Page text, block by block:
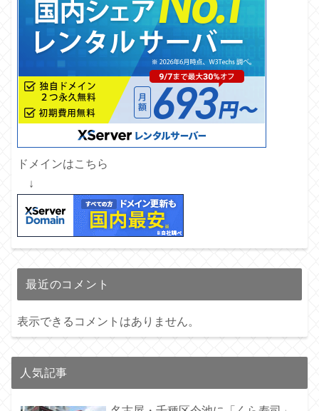
ドメインはこちら
↓
最近のコメント
表示できるコメントはありません。
人気記事